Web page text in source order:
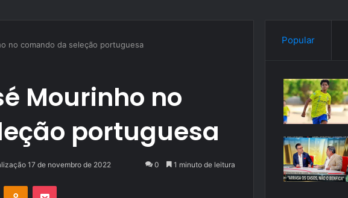
no comando da seleção portuguesa
Mourinho no
portuguesa
17 de novembro de 2022 0 1 minuto de leitura
OK Pocket
Popular